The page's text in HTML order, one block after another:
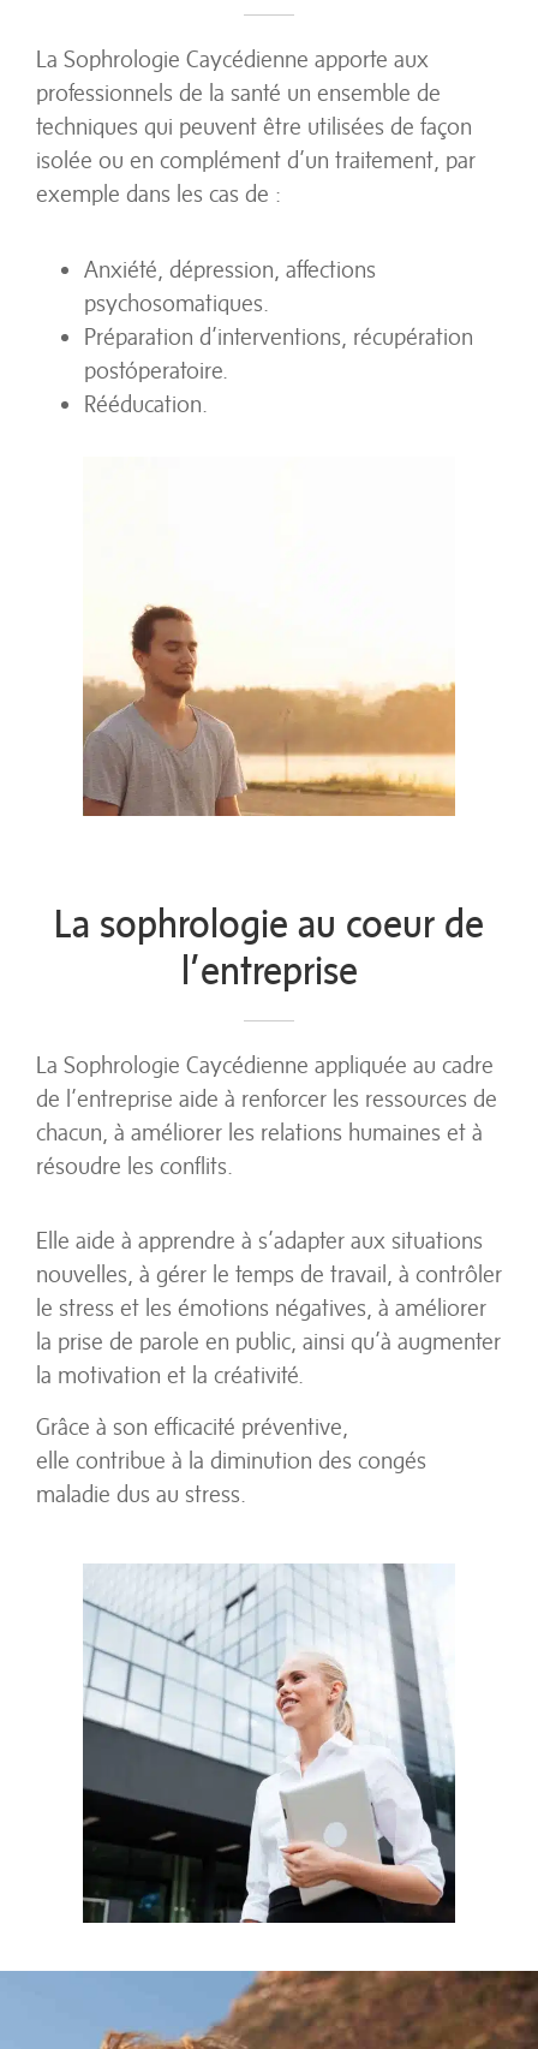
La Sophrologie Caycédienne apporte aux
professionnels de la santé un ensemble de
techniques qui peuvent être utilisées de façon
isolée ou en complément d’un traitement, par
exemple dans les cas de :
Anxiété, dépression, affections
psychosomatiques.
Préparation d’interventions, récupération
postóperatoire.
Rééducation.
La sophrologie au coeur de
l’entreprise
La Sophrologie Caycédienne appliquée au cadre
de l’entreprise aide à renforcer les ressources de
chacun, à améliorer les relations humaines et à
résoudre les conflits.
Elle aide à apprendre à s’adapter aux situations
nouvelles, à gérer le temps de travail, à contrôler
le stress et les émotions négatives, à améliorer
la prise de parole en public, ainsi qu’à augmenter
la motivation et la créativité.
Grâce à son efficacité préventive,
elle contribue à la diminution des congés
maladie dus au stress.